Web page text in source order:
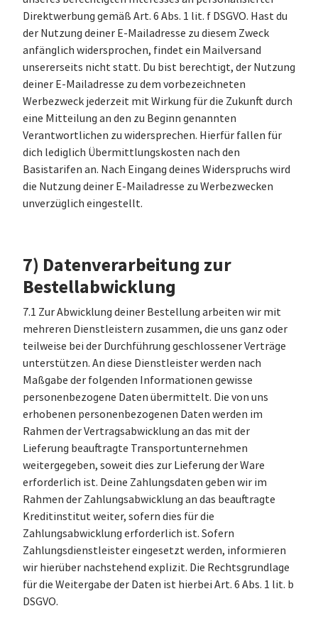
Direktwerbung gemäß Art. 6 Abs. 1 lit. f DSGVO. Hast du
der Nutzung deiner E-Mailadresse zu diesem Zweck
anfänglich widersprochen, findet ein Mailversand
unsererseits nicht statt. Du bist berechtigt, der Nutzung
deiner E-Mailadresse zu dem vorbezeichneten
Werbezweck jederzeit mit Wirkung für die Zukunft durch
eine Mitteilung an den zu Beginn genannten
Verantwortlichen zu widersprechen. Hierfür fallen für
dich lediglich Übermittlungskosten nach den
Basistarifen an. Nach Eingang deines Widerspruchs wird
die Nutzung deiner E-Mailadresse zu Werbezwecken
unverzüglich eingestellt.
7) Datenverarbeitung zur
Bestellabwicklung
7.1 Zur Abwicklung deiner Bestellung arbeiten wir mit
mehreren Dienstleistern zusammen, die uns ganz oder
teilweise bei der Durchführung geschlossener Verträge
unterstützen. An diese Dienstleister werden nach
Maßgabe der folgenden Informationen gewisse
personenbezogene Daten übermittelt. Die von uns
erhobenen personenbezogenen Daten werden im
Rahmen der Vertragsabwicklung an das mit der
Lieferung beauftragte Transportunternehmen
weitergegeben, soweit dies zur Lieferung der Ware
erforderlich ist. Deine Zahlungsdaten geben wir im
Rahmen der Zahlungsabwicklung an das beauftragte
Kreditinstitut weiter, sofern dies für die
Zahlungsabwicklung erforderlich ist. Sofern
Zahlungsdienstleister eingesetzt werden, informieren
wir hierüber nachstehend explizit. Die Rechtsgrundlage
für die Weitergabe der Daten ist hierbei Art. 6 Abs. 1 lit. b
DSGVO.